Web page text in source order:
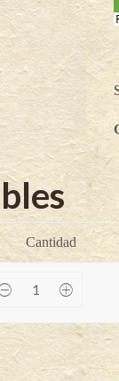
Cantidad
amarillo
Sandora
Hippophae
rhamnoides